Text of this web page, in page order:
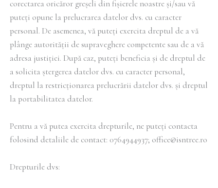
corectarea oricăror greșeli din fișierele noastre și/sau vă
puteți opune la prelucrarea datelor dvs. cu caracter
personal. De asemenea, vă puteți exercita dreptul de a vă
plânge autorității de supraveghere competente sau de a vă
adresa justiției. După caz, puteți beneficia și de dreptul de
a solicita ștergerea datelor dvs. cu caracter personal,
dreptul la restricționarea prelucrării datelor dvs. și dreptul
la portabilitatea datelor.
Pentru a vă putea exercita drepturile, ne puteți contacta
folosind detaliile de contact: 0764944937; office@isntree.ro
Drepturile dvs: